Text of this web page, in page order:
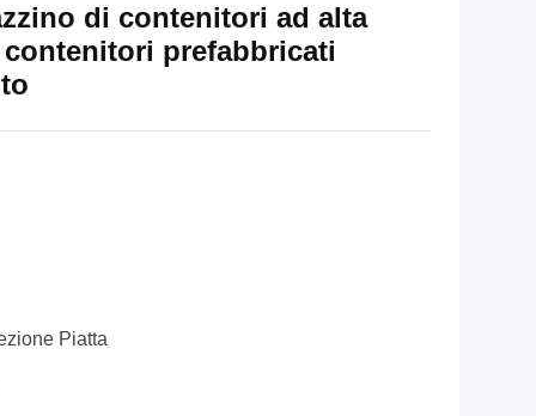
di contenitori ad alta
prefabbricati
Piatta